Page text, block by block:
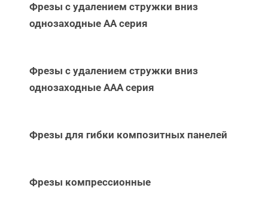
Фрезы с удалением стружки вниз
однозаходные АА серия
Фрезы с удалением стружки вниз
однозаходные ААА серия
Фрезы для гибки композитных панелей
Фрезы компрессионные